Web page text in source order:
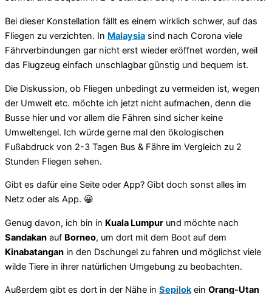
Bei dieser Konstellation fällt es einem wirklich schwer, auf das
Fliegen zu verzichten. In Malaysia sind nach Corona viele
Fährverbindungen gar nicht erst wieder eröffnet worden, weil
das Flugzeug einfach unschlagbar günstig und bequem ist.
Die Diskussion, ob Fliegen unbedingt zu vermeiden ist, wegen
der Umwelt etc. möchte ich jetzt nicht aufmachen, denn die
Busse hier und vor allem die Fähren sind sicher keine
Umweltengel. Ich würde gerne mal den ökologischen
Fußabdruck von 2-3 Tagen Bus & Fähre im Vergleich zu 2
Stunden Fliegen sehen.
Gibt es dafür eine Seite oder App? Gibt doch sonst alles im
Netz oder als App. 😀
Genug davon, ich bin in Kuala Lumpur und möchte nach
Sandakan auf Borneo, um dort mit dem Boot auf dem
Kinabatangan in den Dschungel zu fahren und möglichst viele
wilde Tiere in ihrer natürlichen Umgebung zu beobachten.
Außerdem gibt es dort in der Nähe in Sepilokein Orang-Utan